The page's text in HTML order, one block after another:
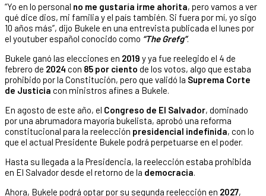
“Yo en lo personal no me gustaría irme ahorita, pero vamos a ver
qué dice dios, mi familia y el país también. Si fuera por mí, yo sigo
10 años más”, dijo Bukele en una entrevista publicada el lunes por
el youtuber español conocido como “The Grefg”.
Bukele ganó las elecciones en 2019 y ya fue reelegido el 4 de
febrero de 2024 con 85 por ciento de los votos, algo que estaba
prohibido por la Constitución, pero que validó la Suprema Corte
de Justicia con ministros afines a Bukele.
En agosto de este año, el Congreso de El Salvador, dominado
por una abrumadora mayoría bukelista, aprobó una reforma
constitucional para la reelección presidencial indefinida, con lo
que el actual Presidente Bukele podrá perpetuarse en el poder.
Hasta su llegada a la Presidencia, la reelección estaba prohibida
en El Salvador desde el retorno de la democracia.
Ahora, Bukele podrá optar por su segunda reelección en 2027,